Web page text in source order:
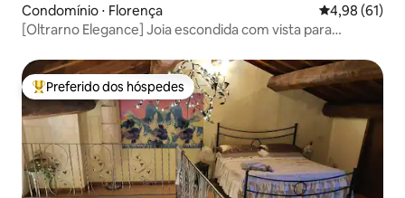
Condomínio ⋅ Florença 4,98 de uma
4,98 (61)
[Oltrarno Elegance] Joia escondida com vista para
Entre os melhores preferidos dos hóspedes
Preferido dos hóspedes